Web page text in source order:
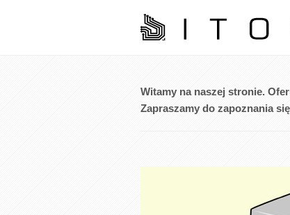
Witamy na naszej stronie.
Zapraszamy do zapoznania